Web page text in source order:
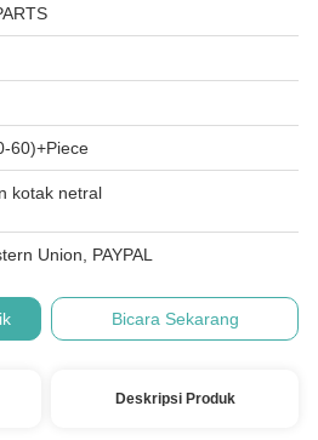
60)+Piece
kotak netral
Union, PAYPAL
Bicara Sekarang
Deskripsi Produk